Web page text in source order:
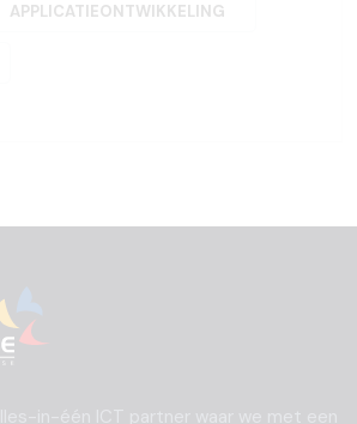
APPLICATIEONTWIKKELING